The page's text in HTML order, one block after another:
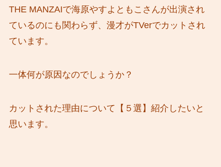
THE MANZAIで海原やすよともこさんが出演され
ているのにも関わらず、漫才がTVerでカットされ
ています。
一体何が原因なのでしょうか？
カットされた理由について【５選】紹介したいと
思います。